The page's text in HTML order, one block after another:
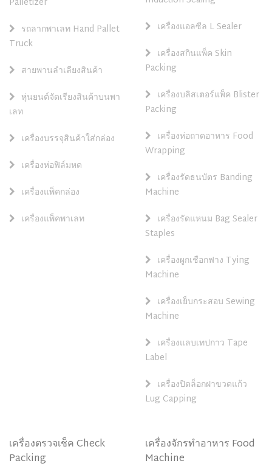
รถลากพาเลท Hand Pallet
Truck
สายพานลำเลียงสินค้า
หุ่นยนต์จัดเรียงสินค้าบนพา
เลท
เครื่องบรรจุสินค้าใส่กล่อง
เครื่องห่อฟิล์มหด
เครื่องแพ็คกล่อง
เครื่องแพ็คพาเลท
เครื่องแอลซีล L Sealer
เครื่องสกินแพ็ค Skin
Packing
เครื่องบลิสเตอร์แพ็ค Blister
Packing
เครื่องห่อถาดอาหาร Food
Wrapping
เครื่องรัดธนบัตร Banding
Machine
เครื่องรัดแหนม Bag Sealer
Staples
เครื่องผูกเชือกฟาง Tying
Machine
เครื่องเย็บกระสอบ Sewing
Machine
เครื่องแลบเทปกาว Tape
Label
เครื่องปิดล็อกฝาขวดแก้ว
Lug Capping
เครื่องตรวจเช็ค Check
Packing
เครื่องจักรทำอาหาร Food
Machine